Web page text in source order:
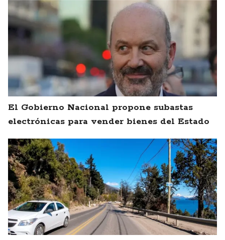
El Gobierno Nacional propone subastas
electrónicas para vender bienes del Estado